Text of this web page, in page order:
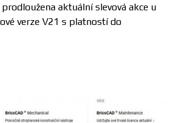
aktuální slevová akce u
verze V21 s platností do